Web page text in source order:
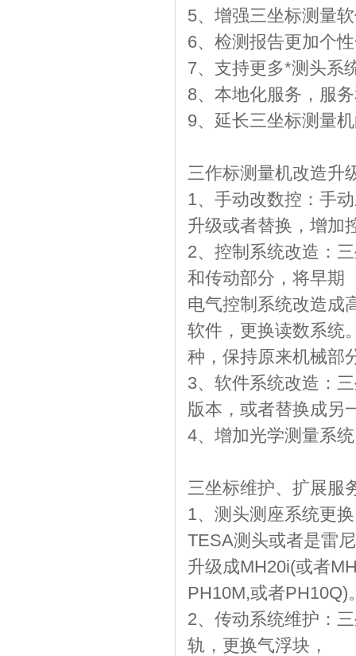
5、增强三坐标测量
6、检测报告更加个
7、支持更多*测头系
8、本地化服务，服
9、延长三坐标测量
三作标测量机改造升
1、手动改数控：手
升级或者替换，增加
2、控制系统改造：
和传动部分，将早期
电气控制系统改造成
软件，更换读数系统
种，保持原来机械部
3、软件系统改造：
版本，或者替换成另
4、增加光学测量系
三坐标维护、扩展服
1、测头测座系统更
TESA测头或者是雷
升级成MH20i(或者
PH10M,或者PH10Q)
2、传动系统维护：
轨，更换气浮块，